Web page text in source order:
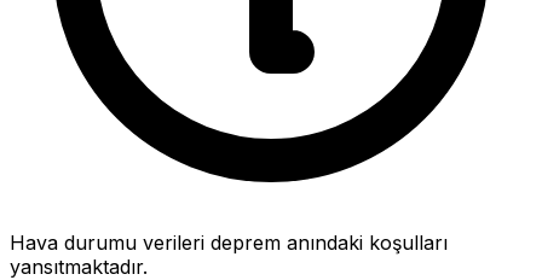
Hava durumu verileri deprem anındaki koşulları
yansıtmaktadır.